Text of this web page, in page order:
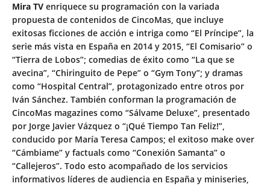
Mira TV enriquece su programación con la variada
propuesta de contenidos de CincoMas, que incluye
exitosas ficciones de acción e intriga como “El Príncipe”, la
serie más vista en España en 2014 y 2015, “El Comisario” o
“Tierra de Lobos”; comedias de éxito como “La que se
avecina”, “Chiringuito de Pepe” o “Gym Tony”; y dramas
como “Hospital Central”, protagonizado entre otros por
Iván Sánchez. También conforman la programación de
CincoMas magazines como “Sálvame Deluxe”, presentado
por Jorge Javier Vázquez o “¡Qué Tiempo Tan Feliz!”,
conducido por María Teresa Campos; el exitoso make over
“Cámbiame” y factuals como “Conexión Samanta” o
“Callejeros”. Todo esto acompañado de los servicios
informativos líderes de audiencia en España y miniseries,